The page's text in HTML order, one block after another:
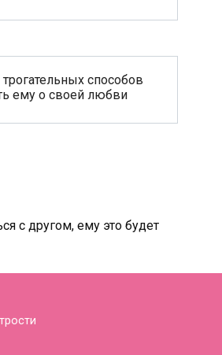
способов
ему о своей любви
с другом, ему это будет